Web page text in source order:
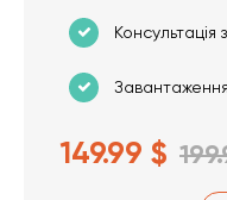
149.99 $